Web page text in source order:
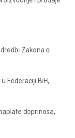
Zakona o
Federaciji BiH,
doprinosa,